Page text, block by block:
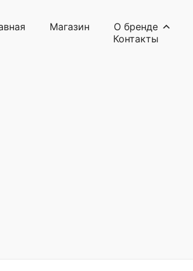
Магазин О бренде
Контакты